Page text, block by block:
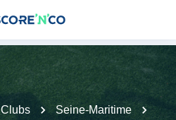
Clubs
Seine-Maritime